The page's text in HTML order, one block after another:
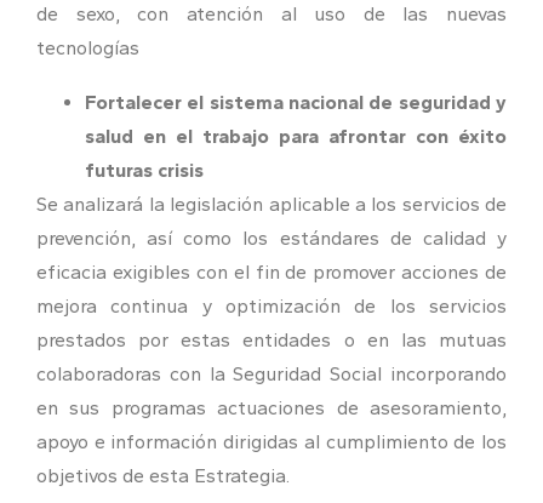
de sexo, con atención al uso de las nuevas
tecnologías
Fortalecer el sistema nacional de seguridad y
salud en el trabajo para afrontar con éxito
futuras crisis
Se analizará la legislación aplicable a los servicios de
prevención, así como los estándares de calidad y
eficacia exigibles con el fin de promover acciones de
mejora continua y optimización de los servicios
prestados por estas entidades o en las mutuas
colaboradoras con la Seguridad Social incorporando
en sus programas actuaciones de asesoramiento,
apoyo e información dirigidas al cumplimiento de los
objetivos de esta Estrategia.